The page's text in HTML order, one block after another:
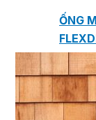
ỐNG
SƠN
RON